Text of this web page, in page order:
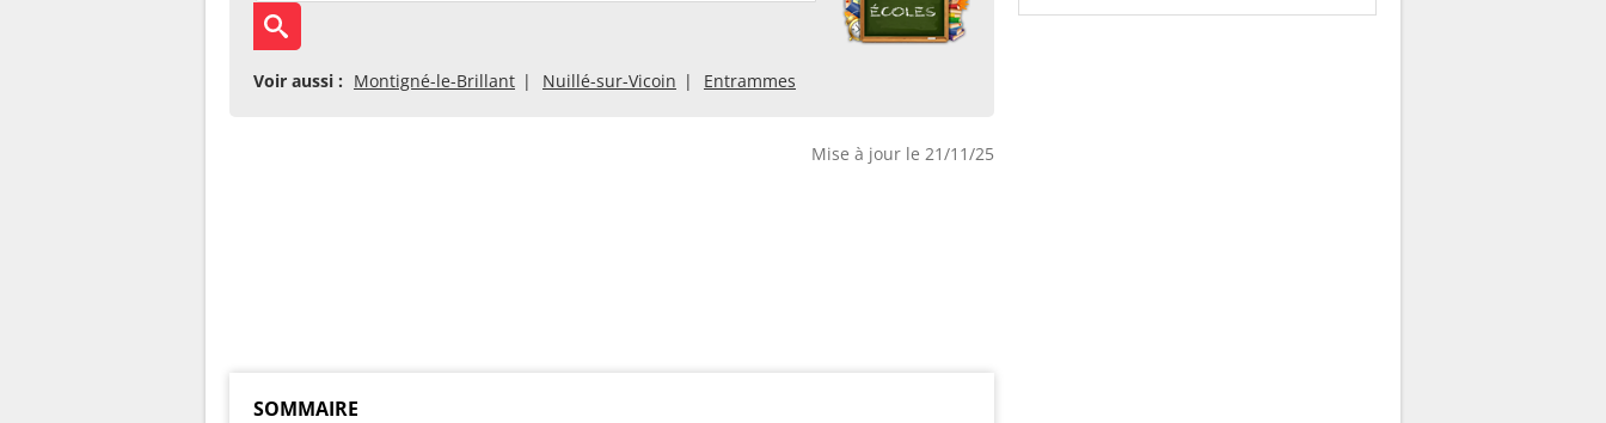
Voir aussi : Montigné-le-Brillant Nuillé-sur-Vicoin Entrammes
Mise à jour le 21/11/25
SOMMAIRE